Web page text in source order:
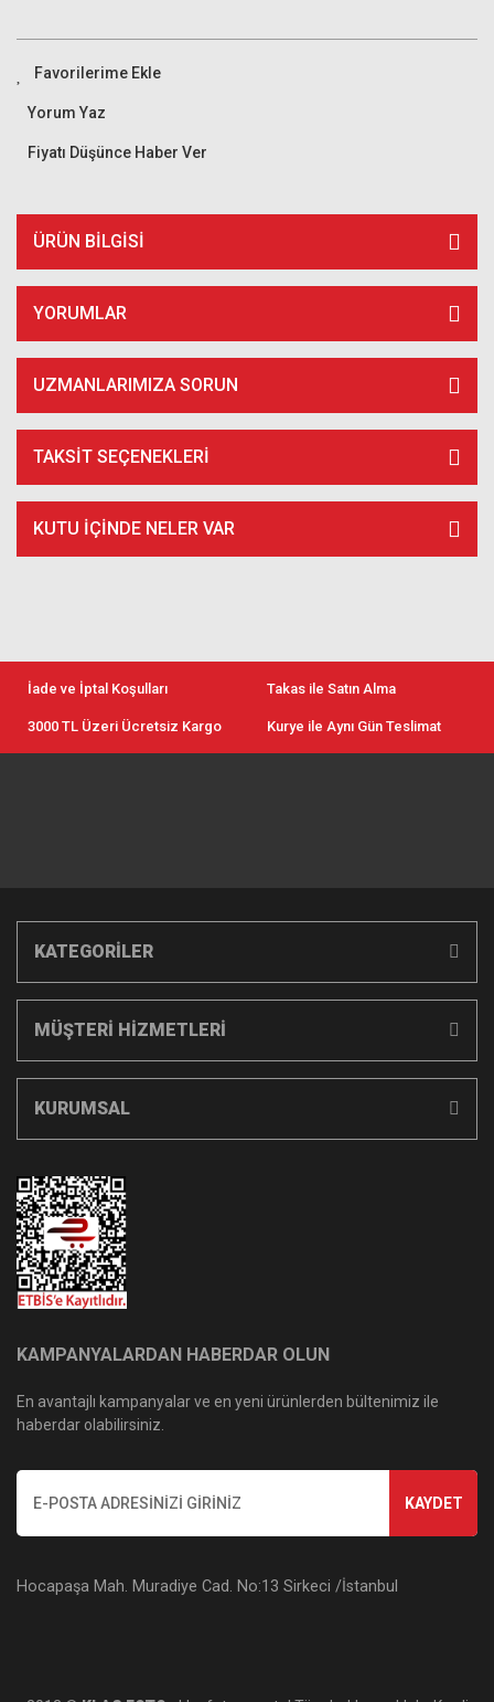
Yorum Yaz
Fiyatı Düşünce Haber Ver
ÜRÜN BILGISI
YORUMLAR
UZMANLARIMIZA SORUN
TAKSIT SEÇENEKLERI
KUTU İÇİNDE NELER VAR
İade ve İptal Koşulları Takas ile Satın Alma
3000 TL Üzeri Ücretsiz Kargo Kurye ile Aynı Gün Teslimat
KATEGORİLER
MÜŞTERİ HİZMETLERİ
KURUMSAL
KAMPANYALARDAN HABERDAR OLUN
En avantajlı kampanyalar ve en yeni ürünlerden bültenimiz ile
haberdar olabilirsiniz.
KAYDET
Hocapaşa Mah. Muradiye Cad. No:13 Sirkeci /İstanbul